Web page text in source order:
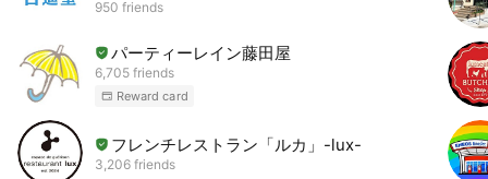
950 friends
パーティーレイン藤田屋
6,705 friends
Reward card
フレンチレストラン「ルカ」-lux-
3,206 friends